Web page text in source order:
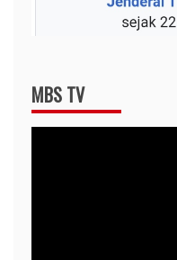
MBS TV